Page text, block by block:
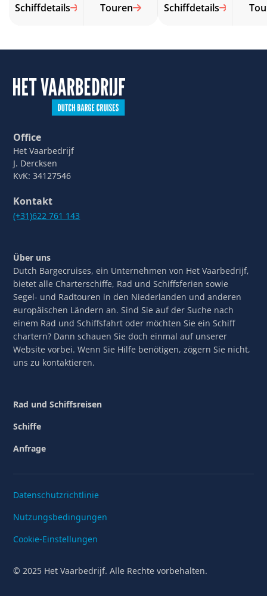
Schiffdetails Touren Schiffdetails
Office
Het Vaarbedrijf
J. Dercksen
KvK: 34127546
Kontakt
(+31)622 761 143
Über uns
Dutch Bargecruises, ein Unternehmen von Het Vaarbedrijf,
bietet alle Charterschiffe, Rad und Schiffsferien sowie
Segel- und Radtouren in den Niederlanden und anderen
europäischen Ländern an. Sind Sie auf der Suche nach
einem Rad und Schiffsfahrt oder möchten Sie ein Schiff
chartern? Dann schauen Sie doch einmal auf unserer
Website vorbei. Wenn Sie Hilfe benötigen, zögern Sie nicht,
uns zu kontaktieren.
Rad und Schiffsreisen
Schiffe
Anfrage
© 2025 Het Vaarbedrijf. Alle Rechte vorbehalten.
Datenschutzrichtlinie
Nutzungsbedingungen
Cookie-Einstellungen